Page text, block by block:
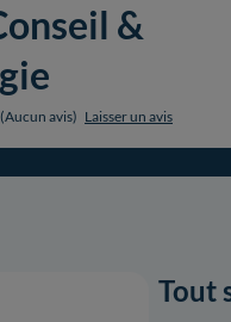
&
(Aucun avis) Laisser un avis
Tout